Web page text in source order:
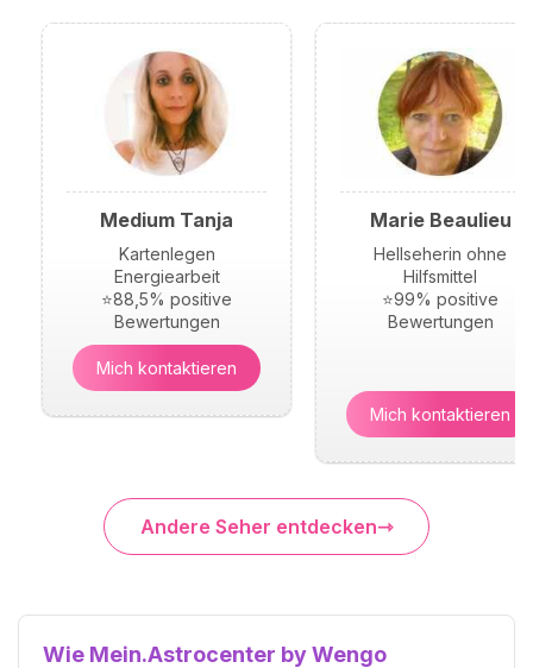
Medium Tanja
Kartenlegen
Energiearbeit
⭐88,5% positive
Bewertungen
Mich kontaktieren
Marie Beaulieu
Hellseherin ohne
Hilfsmittel
⭐99% positive
Bewertungen
Mich kontaktieren
Andere Seher entdecken
Wie Mein.Astrocenter by Wengo